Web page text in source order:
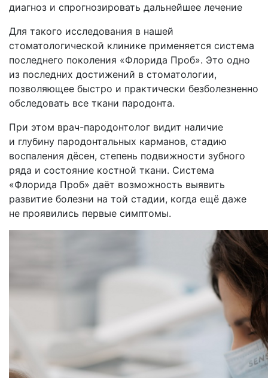
диагноз и спрогнозировать дальнейшее лечение
Для такого исследования в нашей
стоматологической клинике применяется система
последнего поколения «Флорида Проб». Это одно
из последних достижений в стоматологии,
позволяющее быстро и практически безболезненно
обследовать все ткани пародонта.
При этом врач-пародонтолог видит наличие
и глубину пародонтальных карманов, стадию
воспаления дёсен, степень подвижности зубного
ряда и состояние костной ткани. Система
«Флорида Проб» даёт возможность выявить
развитие болезни на той стадии, когда ещё даже
не проявились первые симптомы.